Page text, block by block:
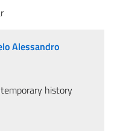
Alessandro
history